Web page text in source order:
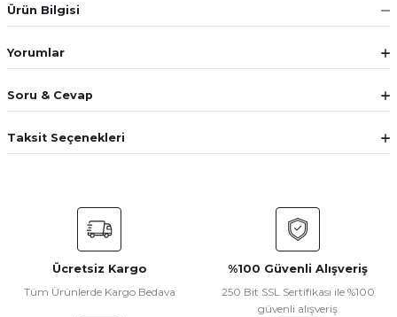
Ürün Bilgisi
Yorumlar
Soru & Cevap
Taksit Seçenekleri
Ücretsiz Kargo
Tüm Ürünlerde Kargo Bedava
%100 Güvenli Alışveriş
250 Bit SSL Sertifikası ile %100
güvenli alışveriş